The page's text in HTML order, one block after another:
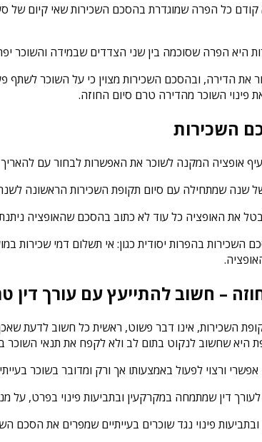
כל הפרה שמוגדרת בהסכם השכירות שאי קיום של
היא הפרה שסוכמה בין שני הצדדים שבמידה והשוכר
את הדירה, ובהסכם השכירות מצוין כי על השוכר
השוכר מהדירה טרם סיום החוזה.
השכירות
אופציה המקנה לשוכר את האפשרות לבחור עם
שנה שמתחילה עם סיום תקופת השכירות הראשונה
את האופציה כל עוד לא כתוב בהסכם שהאופציה
בהפרות יסודית כגון: אי תשלום דמי שכירות
– חשוב להתייעץ עם עורך דין
השכירות, אינו דבר פשוט, ראשית כל חשוב
היא שחשוב לנקוט בתום לב ולא לקפח את תנאי
ורצוי לפעול באמצעותו אך ורק ומדובר בשוכר
דין שמתמחה במקרקעין ובתביעות פינוי בפרט, על
פינוי נגד שוכרים בעייתיים שמפרים את הסכם